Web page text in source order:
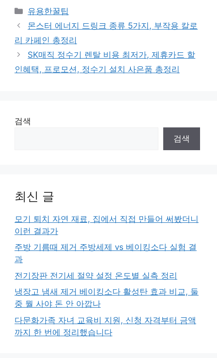
카
테
리
유용한꿀팁
몬스터 에너지 드링크 종류 5가지, 부작용 칼로
리 카페인 총정리
SK매직 정수기 렌탈 비용 최저가, 제휴카드 할
인혜택, 프로모션, 정수기 설치 사은품 총정리
검색
검색
최신 글
모기 퇴치 자연 재료, 집에서 직접 만들어 써봤더니
이런 결과가
주방 기름때 제거 주방세제 vs 베이킹소다 실험 결
과
전기장판 전기세 절약 설정 온도별 실측 정리
냉장고 냄새 제거 베이킹소다 활성탄 효과 비교, 둘
중 뭘 사야 돈 안 아깝나
다문화가족 자녀 교육비 지원, 신청 자격부터 금액
까지 한 번에 정리했습니다